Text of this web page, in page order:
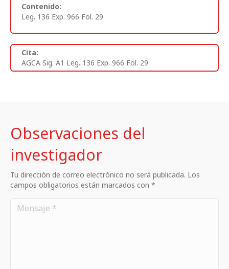
Contenido:
Leg. 136 Exp. 966 Fol. 29
Cita:
AGCA Sig. A1 Leg. 136 Exp. 966 Fol. 29
Observaciones del
investigador
Tu dirección de correo electrónico no será publicada. Los
campos obligatorios están marcados con *